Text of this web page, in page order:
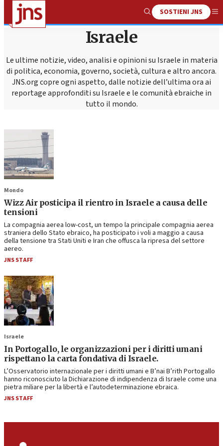
Show
Search
SOSTIENI JNS
Israele
Le ultime notizie, video, analisi e opinioni su Israele in materia
di politica, economia, governo, società, cultura e altro ancora.
JNS.org copre ogni aspetto, dalle notizie dell’ultima ora ai
reportage approfonditi su Israele e le comunità ebraiche in
tutto il mondo.
Mondo
Wizz Air posticipa il rientro in Israele a causa delle
tensioni
La compagnia aerea low-cost, un tempo la principale compagnia aerea
straniera dello Stato ebraico, ha posticipato i voli a maggio a causa
della tensione tra Stati Uniti e Iran che offusca la ripresa del settore
aereo.
JNS STAFF
Israele
In Portogallo, le organizzazioni per i diritti umani
rispettano la carta fondativa di Israele.
L’Osservatorio internazionale per i diritti umani e B’nai B’rith Portogallo
hanno riconosciuto la Dichiarazione di indipendenza di Israele come una
pietra miliare per la libertà e l’autodeterminazione ebraica.
JNS STAFF